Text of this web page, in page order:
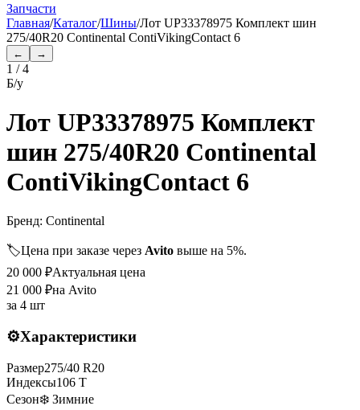
Запчасти
Главная/Каталог/Шины/Лот UP33378975 Комплект шин
275/40R20 Continental ContiVikingContact 6
← →
1 /4
Б/у
Лот UP33378975 Комплект
шин 275/40R20 Continental
ContiVikingContact 6
Бренд: Continental
🏷️Цена при заказе через Avito выше на 5%.
20 000 ₽Актуальная цена
21 000 ₽на Avito
за 4 шт
⚙️Характеристики
Размер275/40 R20
Индексы106 T
Сезон❄️ Зимние